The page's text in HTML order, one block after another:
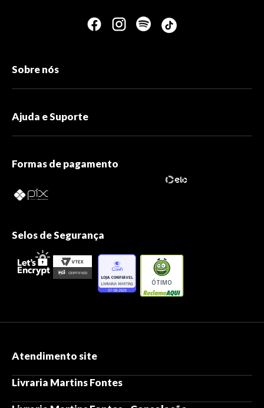
Sobre nós
Ajuda e Suporte
Formas de pagamento
Selos de Segurança
ÓTIMO
Atendimento site
Livraria Martins Fontes